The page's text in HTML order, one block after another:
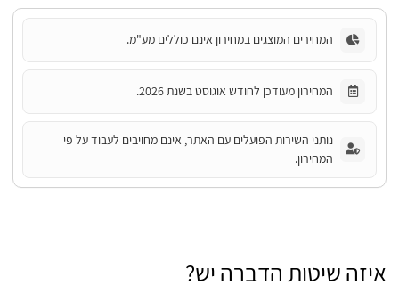
המחירים המוצגים במחירון אינם כוללים מע"מ.
המחירון מעודכן לחודש אוגוסט בשנת 2026.
נותני השירות הפועלים עם האתר, אינם מחויבים לעבוד על פי
המחירון.
איזה שיטות הדברה יש?